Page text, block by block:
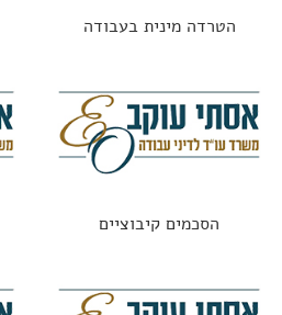
הטרדה מינית בעבודה
הסכמים קיבוציים